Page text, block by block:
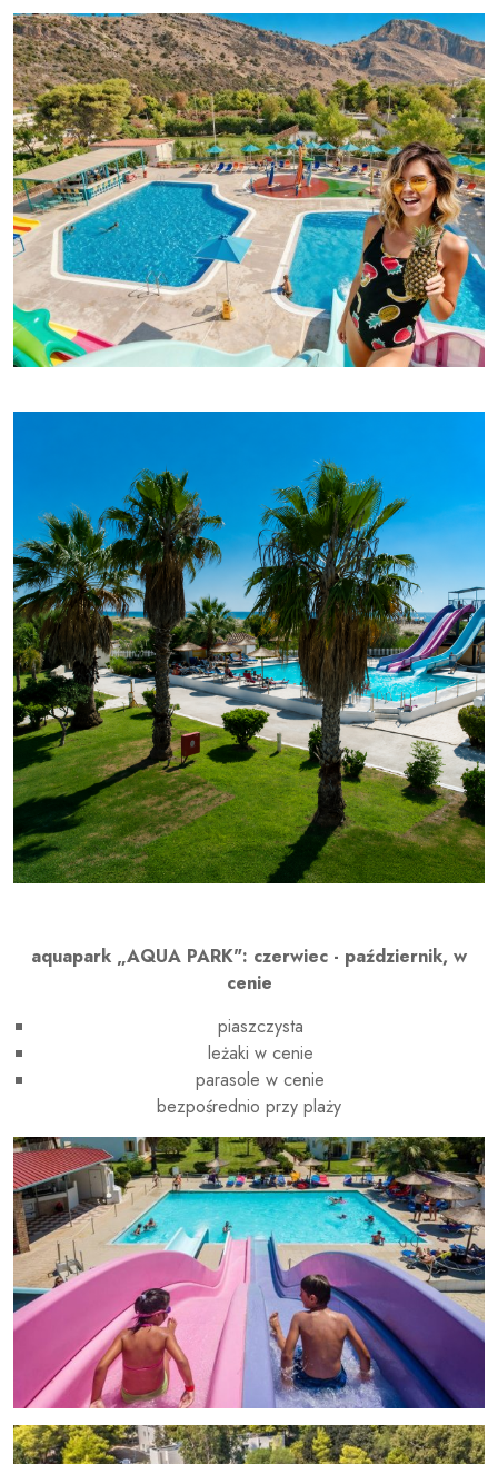
aquapark „AQUA PARK": czerwiec - październik, w
cenie
piaszczysta
leżaki w cenie
parasole w cenie
bezpośrednio przy plaży